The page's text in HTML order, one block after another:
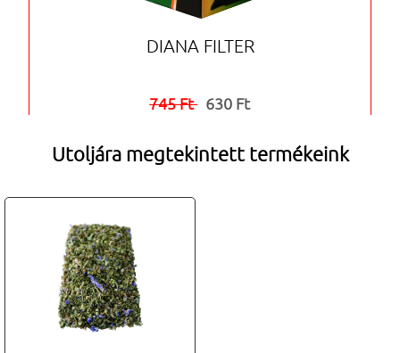
DIANA FILTER
745 Ft 630 Ft
Utoljára megtekintett termékeink